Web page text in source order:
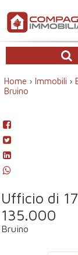
Home › Immobili ›
Bruino
Ufficio di
135.000
Bruino